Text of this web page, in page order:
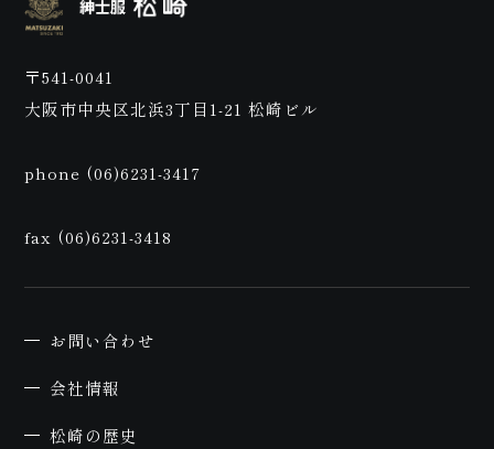
店
〒541-0041
大阪市中央区北浜3丁目1-21 松崎ビル
phone (06)6231-3417
fax (06)6231-3418
お問い合わせ
会社情報
松崎の歴史